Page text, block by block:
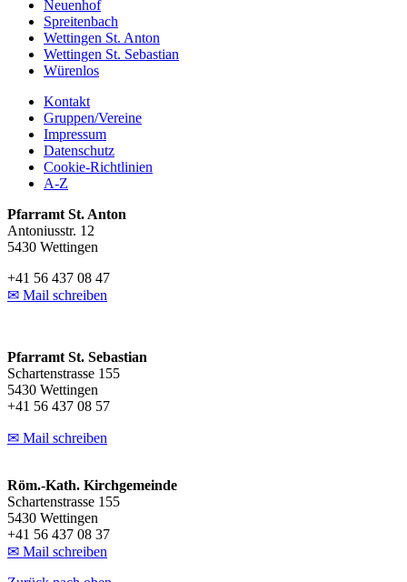
Neuenhof
Spreitenbach
Wettingen St. Anton
Wettingen St. Sebastian
Würenlos
Kontakt
Gruppen/Vereine
Impressum
Datenschutz
Cookie-Richtlinien
A-Z
Pfarramt St. Anton
Antoniusstr. 12
5430 Wettingen
+41 56 437 08 47
✉ Mail schreiben
Pfarramt St. Sebastian
Schartenstrasse 155
5430 Wettingen
+41 56 437 08 57
✉ Mail schreiben
Röm.-Kath. Kirchgemeinde
Schartenstrasse 155
5430 Wettingen
+41 56 437 08 37
✉ Mail schreiben